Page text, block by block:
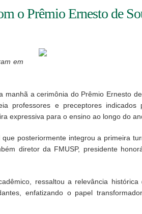
o Prêmio Ernesto de
em
a cerimônia do Prêmio Ernesto
professores e preceptores indicados
expressiva para o ensino ao longo do
posteriormente integrou a primeira
diretor da FMUSP, presidente
ressaltou a relevância
enfatizando o papel